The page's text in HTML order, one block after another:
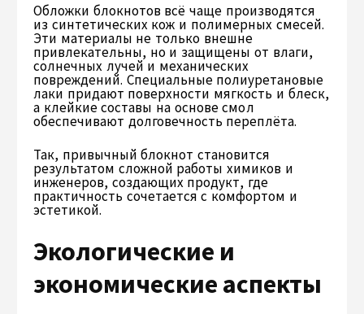
Обложки блокнотов всё чаще производятся
из синтетических кож и полимерных смесей.
Эти материалы не только внешне
привлекательны, но и защищены от влаги,
солнечных лучей и механических
повреждений. Специальные полиуретановые
лаки придают поверхности мягкость и блеск,
а клейкие составы на основе смол
обеспечивают долговечность переплёта.
Так, привычный блокнот становится
результатом сложной работы химиков и
инженеров, создающих продукт, где
практичность сочетается с комфортом и
эстетикой.
Экологические и
экономические аспекты